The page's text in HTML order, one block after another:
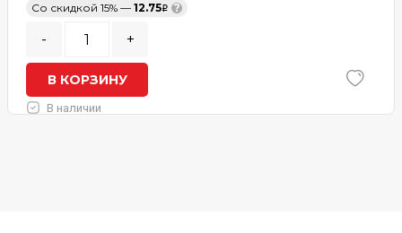
Со скидкой 15% — 12.75 ?
- +
В КОРЗИНУ
В наличии